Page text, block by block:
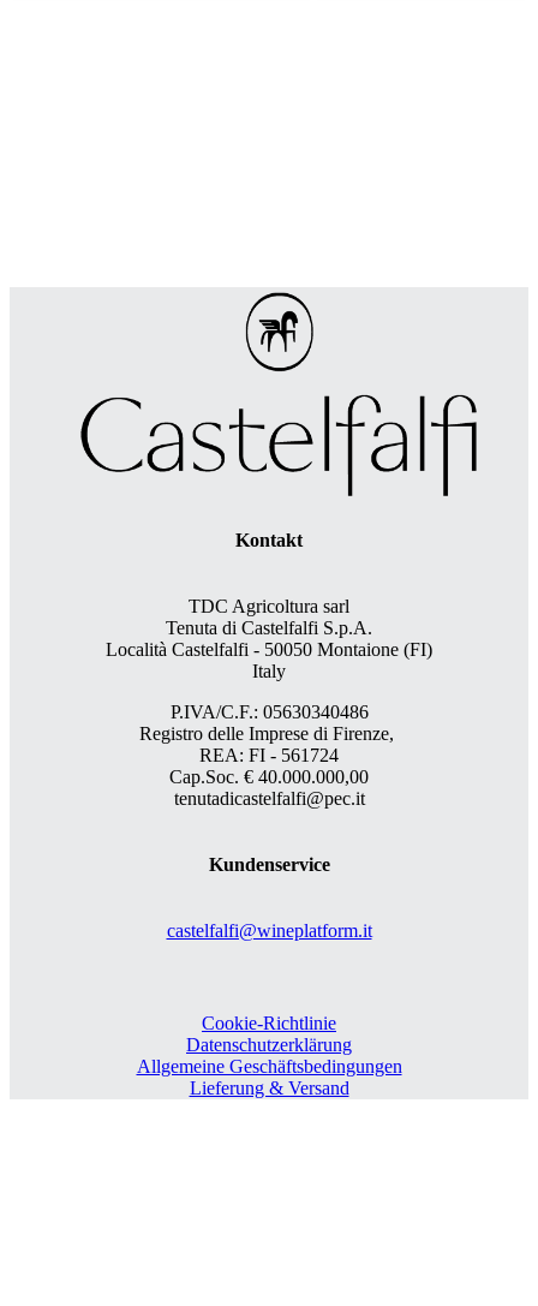
Kontakt
TDC Agricoltura sarl
Tenuta di Castelfalfi S.p.A.
Località Castelfalfi - 50050 Montaione (FI)
Italy
P.IVA/C.F.: 05630340486
Registro delle Imprese di Firenze,
REA: FI - 561724
Cap.Soc. € 40.000.000,00
tenutadicastelfalfi@pec.it
Kundenservice
castelfalfi@wineplatform.it
Cookie-Richtlinie
Datenschutzerklärung
Allgemeine Geschäftsbedingungen
Lieferung & Versand